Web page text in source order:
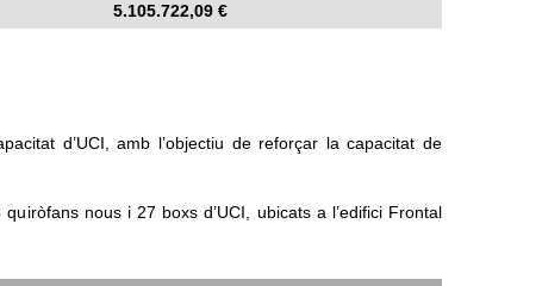
5.105.722,09 €
d’UCI, amb l’objectiu de reforçar la capacitat de
nous i 27 boxs d’UCI, ubicats a l’edifici Frontal